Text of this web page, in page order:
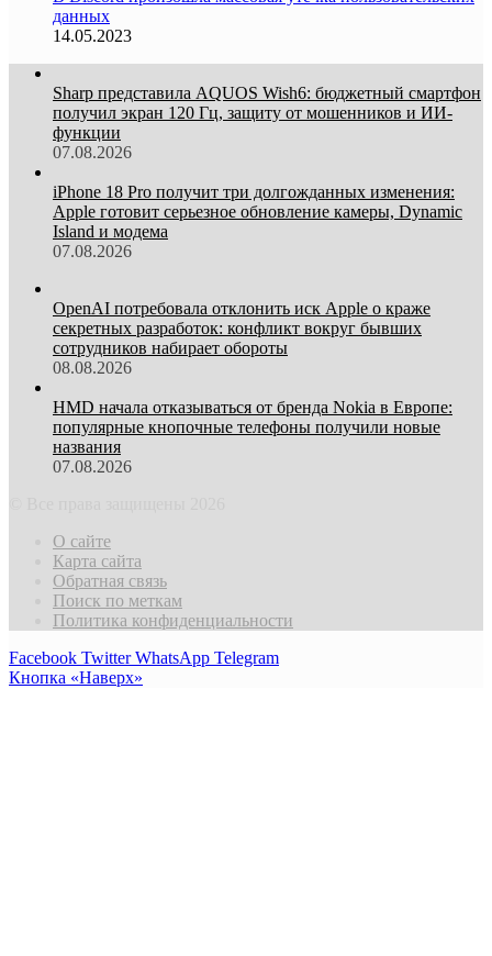
данных
14.05.2023
Sharp представила AQUOS Wish6: бюджетный смартфон
получил экран 120 Гц, защиту от мошенников и ИИ-
функции
07.08.2026
iPhone 18 Pro получит три долгожданных изменения:
Apple готовит серьезное обновление камеры, Dynamic
Island и модема
07.08.2026
OpenAI потребовала отклонить иск Apple о краже
секретных разработок: конфликт вокруг бывших
сотрудников набирает обороты
08.08.2026
HMD начала отказываться от бренда Nokia в Европе:
популярные кнопочные телефоны получили новые
названия
07.08.2026
О сайте
Карта сайта
Обратная связь
Поиск по меткам
Политика конфиденциальности
Facebook Twitter WhatsApp Telegram
Кнопка «Наверх»